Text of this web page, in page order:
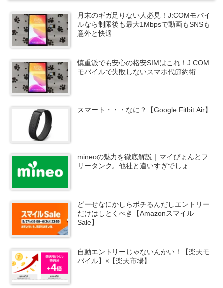
月末のギガ足りない人必見！J:COMモバイ
ルなら制限後も最大1Mbpsで動画もSNSも
意外と快適
慎重派でも安心の格安SIMはこれ！J:COM
モバイルで失敗しないスマホ代節約術
スマート・・・なに？【Google Fitbit Air】
mineoの魅力を徹底解説｜マイぴょんとフ
リータンク。他社と違いすぎでしょ
どーせなにかしらポチるんだしエントリー
だけはしとくべき【Amazonスマイル
Sale】
自動エントリーじゃないんかい！【楽天モ
バイル】×【楽天市場】